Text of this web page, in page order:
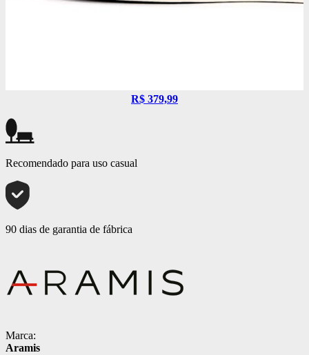
R$ 379,99
Recomendado para uso casual
90 dias de garantia de fábrica
Marca:
Aramis